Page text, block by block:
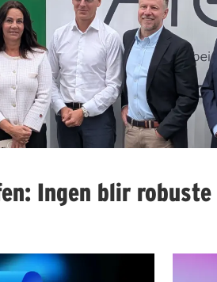
Ingen blir robuste